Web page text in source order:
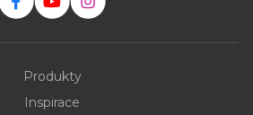
Produkty
Inspirace